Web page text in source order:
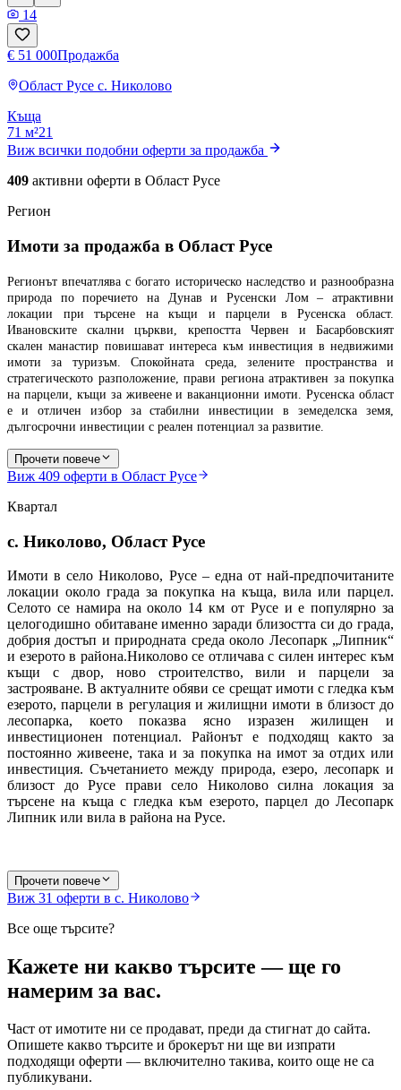
14
€ 51 000Продажба
Област Русе с. Николово
Къща
71 м²21
Виж всички подобни оферти за продажба
409 активни оферти в Област Русе
Регион
Имоти за продажба в Област Русе
Регионът впечатлява с богато историческо наследство и разнообразна
природа по поречието на Дунав и Русенски Лом – атрактивни
локации при търсене на къщи и парцели в Русенска област.
Ивановските скални църкви, крепостта Червен и Басарбовският
скален манастир повишават интереса към инвестиция в недвижими
имоти за туризъм. Спокойната среда, зелените пространства и
стратегическото разположение, прави региона атрактивен за покупка
на парцели, къщи за живеене и ваканционни имоти. Русенска област
е и отличен избор за стабилни инвестиции в земеделска земя,
дългосрочни инвестиции с реален потенциал за развитие.
Прочети повече
Виж 409 оферти в Област Русе
Квартал
с. Николово, Област Русе
Имоти в село Николово, Русе – една от най-предпочитаните
локации около града за покупка на къща, вила или парцел.
Селото се намира на около 14 км от Русе и е популярно за
целогодишно обитаване именно заради близостта си до града,
добрия достъп и природната среда около Лесопарк „Липник“
и езерото в района.Николово се отличава с силен интерес към
къщи с двор, ново строителство, вили и парцели за
застрояване. В актуалните обяви се срещат имоти с гледка към
езерото, парцели в регулация и жилищни имоти в близост до
лесопарка, което показва ясно изразен жилищен и
инвестиционен потенциал. Районът е подходящ както за
постоянно живеене, така и за покупка на имот за отдих или
инвестиция. Съчетанието между природа, езеро, лесопарк и
близост до Русе прави село Николово силна локация за
търсене на къща с гледка към езерото, парцел до Лесопарк
Липник или вила в района на Русе.
Прочети повече
Виж 31 оферти в с. Николово
Все още търсите?
Кажете ни какво търсите — ще го
намерим за вас.
Част от имотите ни се продават, преди да стигнат до сайта.
Опишете какво търсите и брокерът ни ще ви изпрати
подходящи оферти — включително такива, които още не са
публикувани.